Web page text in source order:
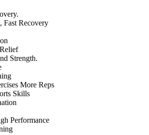
Fast Recovery
Strength.
More Reps
Skills
Performance